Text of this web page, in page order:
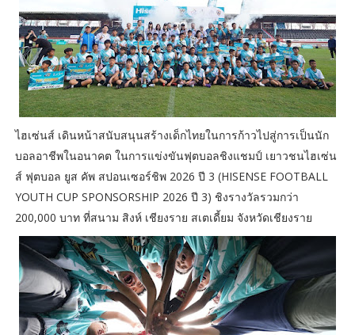
ไฮเซ่นส์ เดินหน้าสนับสนุนสร้างเด็กไทยในการก้าวไปสู่การเป็นนัก
บอลอาชีพในอนาคต ในการแข่งขันฟุตบอลชิงแชมป์ เยาวชนไฮเซ่น
ส์ ฟุตบอล ยูส คัพ สปอนเซอร์ชิพ 2026 ปี 3 (HISENSE FOOTBALL
YOUTH CUP SPONSORSHIP 2026 ปี 3) ชิงรางวัลรวมกว่า
200,000 บาท ที่สนาม สิงห์ เชียงราย สเตเดี้ยม จังหวัดเชียงราย